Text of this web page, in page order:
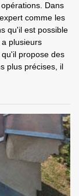
Dans
comme les
qu'il est possible
plusieurs
propose des
plus précises, il